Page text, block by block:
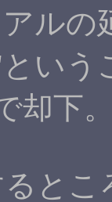
ルの
いう
却下
ると